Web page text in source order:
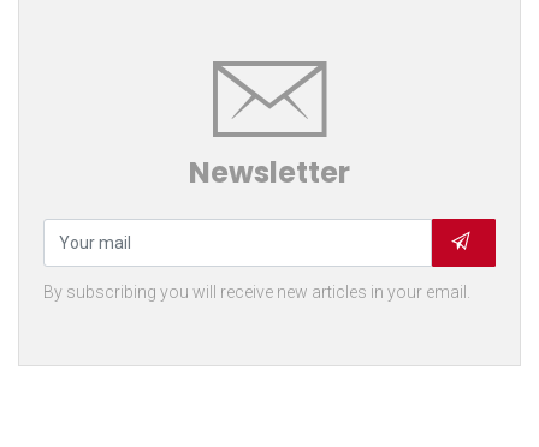
Newsletter
By subscribing you will receive new articles in your email.